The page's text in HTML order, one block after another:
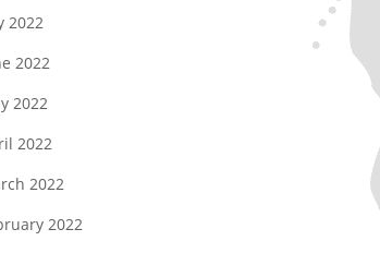
2022
2022
2022
2022
2022
2022